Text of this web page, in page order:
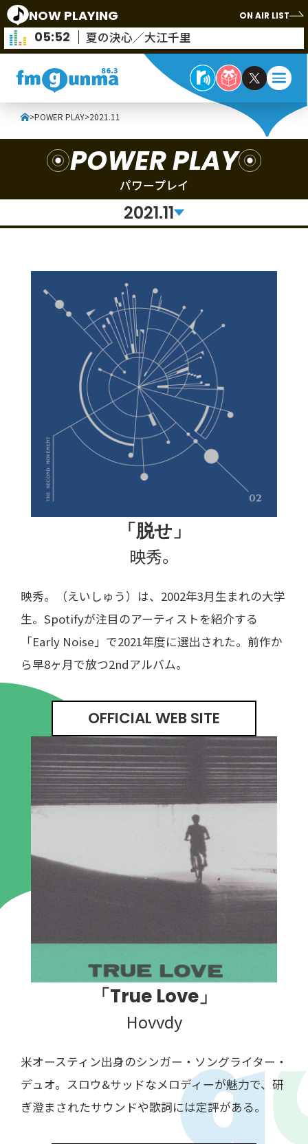
NOW PLAYING ON AIR LIST
05:52 夏の決心／大江千里
>POWER PLAY>2021.11
POWER PLAY
パワープレイ
2021.11
「脱せ」
映秀。
映秀。（えいしゅう）は、2002年3月生まれの大学
生。Spotifyが注目のアーティストを紹介する
「Early Noise」で2021年度に選出された。前作か
ら早8ヶ月で放つ2ndアルバム。
OFFICIAL WEB SITE
「True Love」
Hovvdy
米オースティン出身のシンガー・ソングライター・
デュオ。スロウ&サッドなメロディーが魅力で、研
ぎ澄まされたサウンドや歌詞には定評がある。